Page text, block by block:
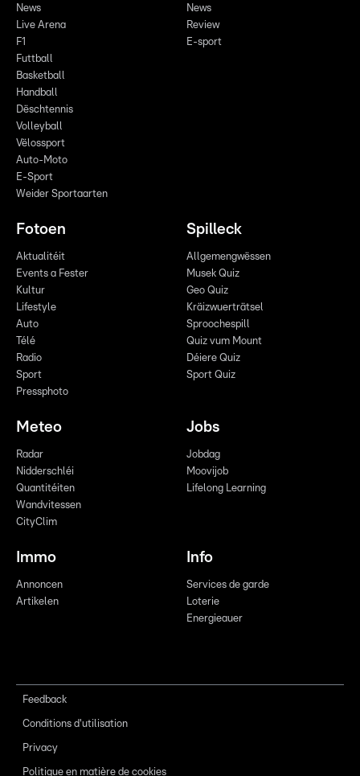
News
Live Arena
F1
Futtball
Basketball
Handball
Dëschtennis
Volleyball
Vëlossport
Auto-Moto
E-Sport
Weider Sportaarten
News
Review
E-sport
Fotoen
Aktualitéit
Events a Fester
Kultur
Lifestyle
Auto
Télé
Radio
Sport
Pressphoto
Spilleck
Allgemengwëssen
Musek Quiz
Geo Quiz
Kräizwuerträtsel
Sproochespill
Quiz vum Mount
Déiere Quiz
Sport Quiz
Meteo
Radar
Nidderschléi
Quantitéiten
Wandvitessen
CityClim
Jobs
Jobdag
Moovijob
Lifelong Learning
Immo
Annoncen
Artikelen
Info
Services de garde
Loterie
Energieauer
Feedback
Conditions d'utilisation
Privacy
Politique en matière de cookies